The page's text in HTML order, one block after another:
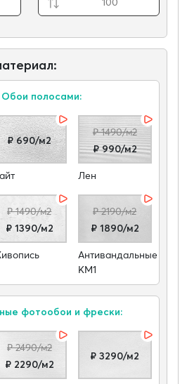
Обои полосами:
₽ 690/м2
₽ 1490/м2
₽ 990/м2
Лен
₽ 1490/м2
₽ 1390/м2
₽ 2190/м2
₽ 1890/м2
Антивандальные
КМ1
фотообои и фрески:
₽ 2490/м2
₽ 2290/м2
₽ 3290/м2